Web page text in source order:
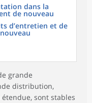
dans la
de nouveau
d’entretien et de
grande
distribution,
sont stables